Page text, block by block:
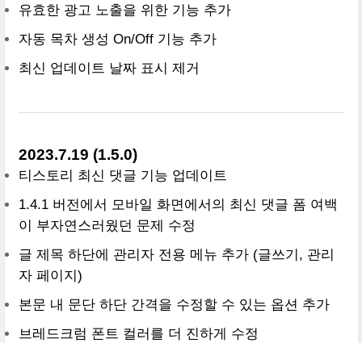
유효한 광고 노출을 위한 기능 추가
자동 목차 생성 On/Off 기능 추가
최신 업데이트 날짜 표시 제거
2023.7.19 (1.5.0)
티스토리 최신 댓글 기능 업데이트
1.4.1 버전에서 모바일 화면에서의 최신 댓글 폼 여백
이 부자연스러웠던 문제 수정
글 제목 하단에 관리자 전용 메뉴 추가 (글쓰기, 관리
자 페이지)
본문 내 문단 하단 간격을 수정할 수 있는 옵션 추가
브레드크럼 폰트 컬러를 더 진하게 수정